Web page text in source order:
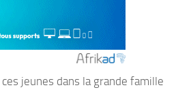
jeunes dans la grande famille